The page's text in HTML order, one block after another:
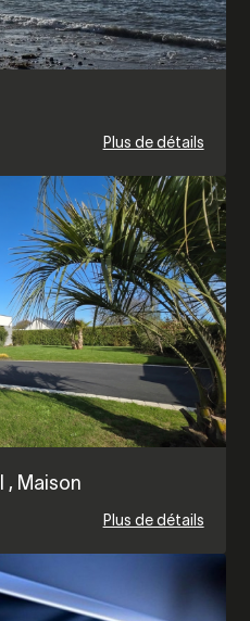
Plus de détails
, Maison
Plus de détails